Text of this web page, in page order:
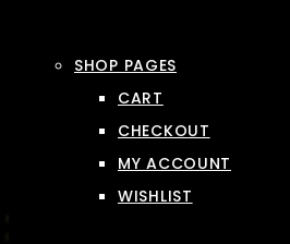
SHOP PAGES
CART
CHECKOUT
MY ACCOUNT
WISHLIST